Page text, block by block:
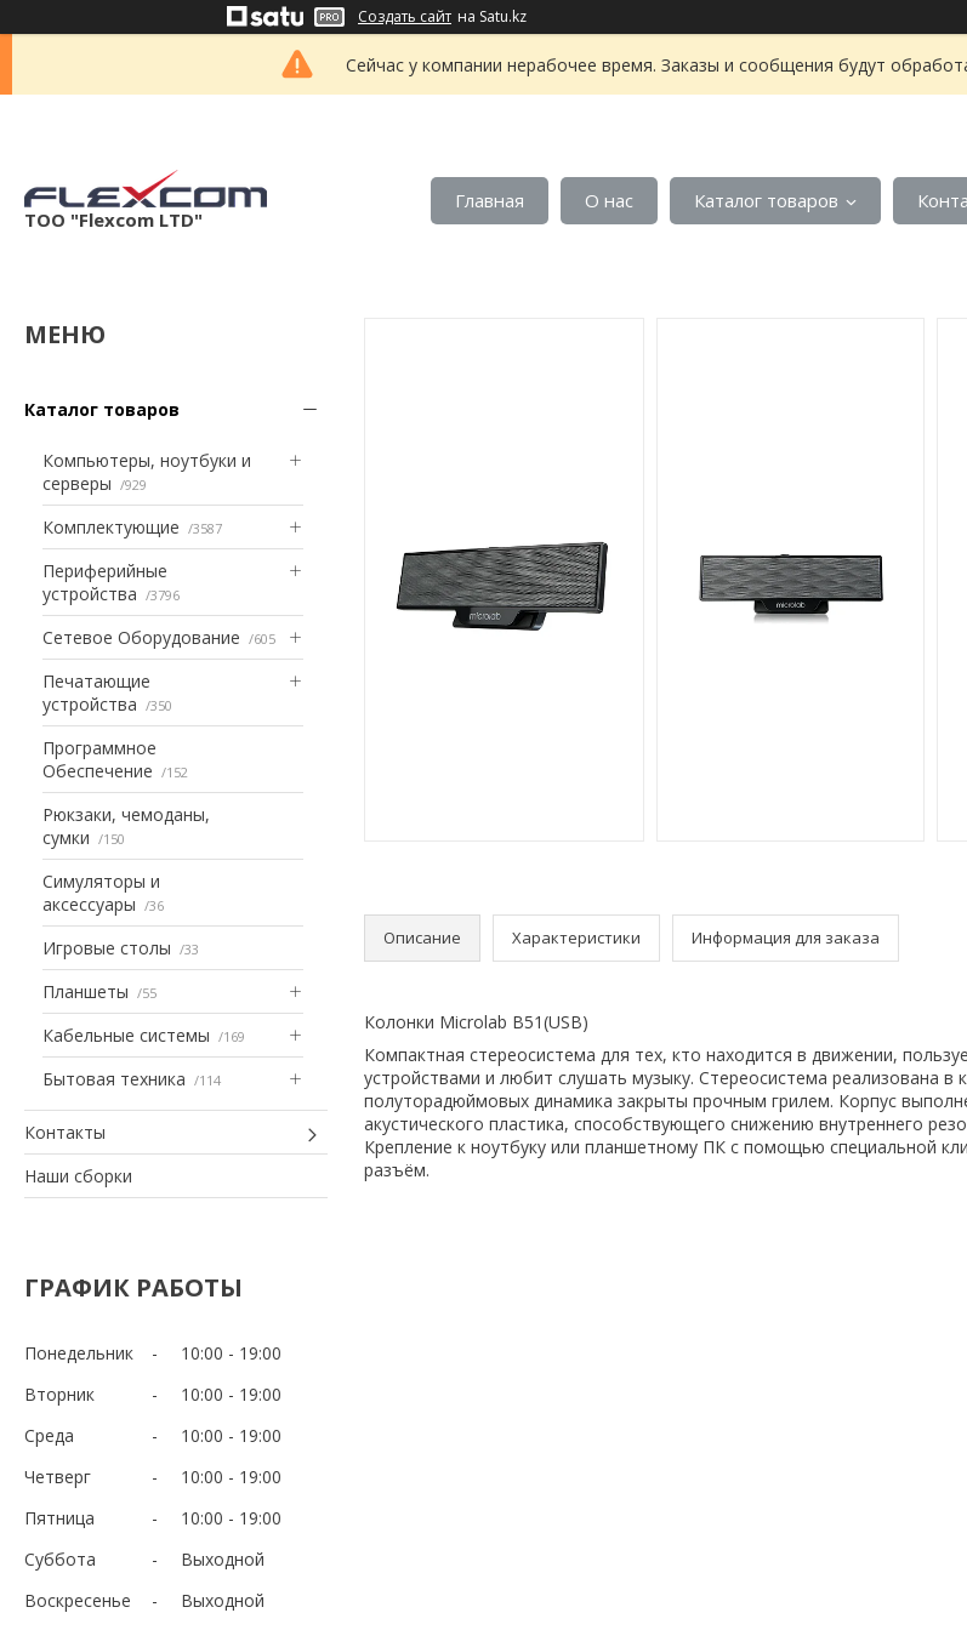
Создать сайт на Satu.kz
Сейчас у компании нерабочее время. Заказы и сообщения будут
ТОО "Flexcom LTD"
Главная О нас Каталог товаров
Каталог товаров
Компьютеры, ноутбуки и
серверы
929
Комплектующие 3587
Периферийные
устройства
3796
Сетевое Оборудование 605
Печатающие
устройства
350
Программное
Обеспечение
152
Рюкзаки, чемоданы,
сумки
150
Симуляторы и
аксессуары
36
Игровые столы 33
Планшеты 55
Кабельные системы 169
Бытовая техника 114
Контакты
Наши сборки
ГРАФИК РАБОТЫ
Понедельник 10:00
19:00
Вторник
10:00
19:00
Среда
10:00
19:00
Четверг
10:00
19:00
Пятница
10:00
19:00
Суббота
Выходной
Воскресенье
Выходной
Описание Характеристики Информация для заказа
Колонки Microlab B51(USB)
Компактная стереосистема для тех, кто находится в движении,
устройствами и любит слушать музыку. Стереосистема реализована в
полуторадюймовых динамика закрыты прочным грилем. Корпус
акустического пластика, способствующего снижению внутреннего
Крепление к ноутбуку или планшетному ПК с помощью специальной
разъём.